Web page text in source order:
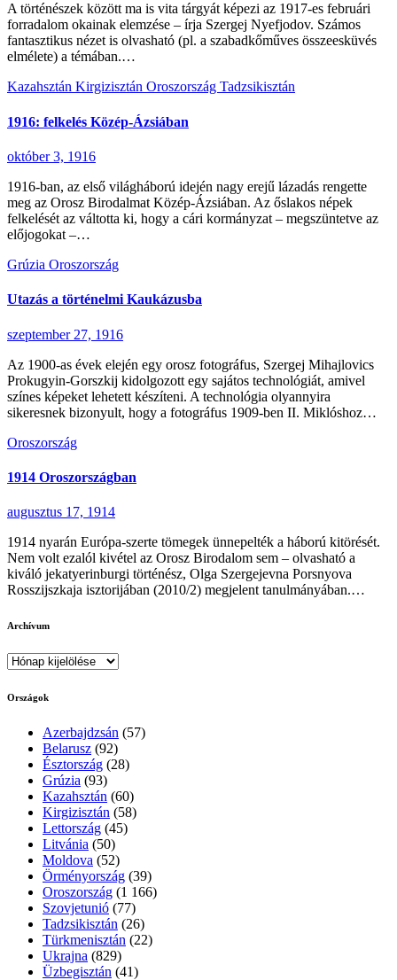
A történészek között ma is vita tárgyát képezi az 1917-es februári
forradalom okainak elemzése – írja Szergej Nyefjodov. Számos
fantasztikus nézet is olvasható (pl. a szabadkőműves összeesküvés
elmélete) a témában.…
Kazahsztán Kirgizisztán Oroszország Tadzsikisztán
1916: felkelés Közép-Ázsiában
október 3, 1916
1916-ban, az első világháború idején nagy erejű lázadás rengette
meg az Orosz Birodalmat Közép-Ázsiában. Az őslakos népek
felkelését az váltotta ki, hogy a cári kormányzat – megszüntetve az
előjogokat –…
Grúzia Oroszország
Utazás a történelmi Kaukázusba
szeptember 27, 1916
Az 1900-as évek elején egy orosz fotográfus, Szergej Mihajlovics
Prokugyin-Gorszkij kidolgozott egy sajátos technológiát, amivel
színes képeket lehetett készíteni. A technológia olyannyira
sikeresnek bizonyult, hogy a fotográfus 1909-ben II. Miklóshoz…
Oroszország
1914 Oroszországban
augusztus 17, 1914
1914 nyarán Európa-szerte tömegek ünnepelték a háború kitörését.
Nem volt ezalól kivétel az Orosz Birodalom sem – olvasható a
kiváló jekatyerinburgi történész, Olga Szergejevna Porsnyova
Rosszijszkaja isztorijában (2010/2) megjelent tanulmányában.…
Archívum
Archívum
Országok
Azerbajdzsán (57)
Belarusz (92)
Észtország (28)
Grúzia (93)
Kazahsztán (60)
Kirgizisztán (58)
Lettország (45)
Litvánia (50)
Moldova (52)
Örményország (39)
Oroszország (1 166)
Szovjetunió (77)
Tadzsikisztán (26)
Türkmenisztán (22)
Ukrajna (829)
Üzbegisztán (41)